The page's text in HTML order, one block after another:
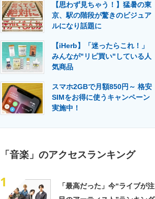
【思わず見ちゃう！】猛暑の東
京、駅の階段が驚きのビジュア
ルになり話題に
【iHerb】「迷ったらこれ！」
みんなが"リピ買い"している人
気商品
スマホ2GBで月額850円～ 格安
SIMをお得に使うキャンペーン
実施中！
「音楽」のアクセスランキング
1
「最高だった」今“ライブが注